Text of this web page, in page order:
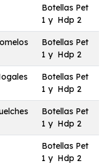
Botellas Pet
1 y Hdp 2
Botellas Pet
1 y Hdp 2
Botellas Pet
1 y Hdp 2
Botellas Pet
1 y Hdp 2
Botellas Pet
1 y Hdp 2